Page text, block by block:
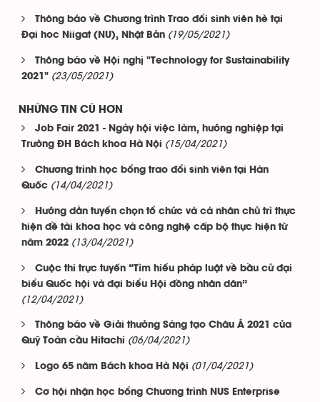
Thông báo về Chương trình Trao đổi sinh viên hè tại
Đại hoc Niigat (NU), Nhật Bản (19/05/2021)
Thông báo về Hội nghị "Technology for Sustainability
2021" (23/05/2021)
NHỮNG TIN CŨ HƠN
Job Fair 2021 - Ngày hội việc làm, hướng nghiệp tại
Trường ĐH Bách khoa Hà Nội (15/04/2021)
Chương trình học bổng trao đổi sinh viên tại Hàn
Quốc (14/04/2021)
Hướng dẫn tuyển chọn tổ chức và cá nhân chủ trì thực
hiện đề tài khoa học và công nghệ cấp bộ thực hiện từ
năm 2022 (13/04/2021)
Cuộc thi trực tuyến “Tìm hiểu pháp luật về bầu cử đại
biểu Quốc hội và đại biểu Hội đồng nhân dân”
(12/04/2021)
Thông báo về Giải thưởng Sáng tạo Châu Á 2021 của
Quỹ Toàn cầu Hitachi (06/04/2021)
Logo 65 năm Bách khoa Hà Nội (01/04/2021)
Cơ hội nhận học bổng Chương trình NUS Enterprise